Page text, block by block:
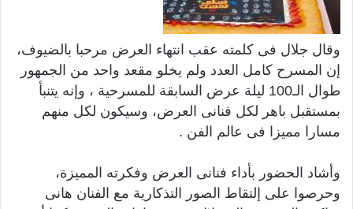
وقال جلال فى كلمته عقب انتهاء العرض مرحبا بالضيوف،
إن المسرح كامل العدد ولم يخلو مقعد واحد من الجمهور
طوال الـ100 ليلة عرض السابقة للمسرحية ، وإنه يتنبأ
بمستقبل باهر لكل فنانى العرض، وسيكون لكل منهم
مسارا مميزا فى عالم الفن .
وأشاد الحضور بأداء فنانى العرض وفكرته المميزة،
وحرصوا على إلتقاط الصور التذكارية مع الفنان هانى